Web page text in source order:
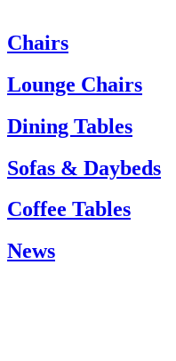
Heeft u hulp nodig? Neem
Tel.: +45 66 12 14 04
info@carlhansen.dk
Chairs
Lounge Chairs
Dining Tables
Sofas & Daybeds
Coffee Tables
News